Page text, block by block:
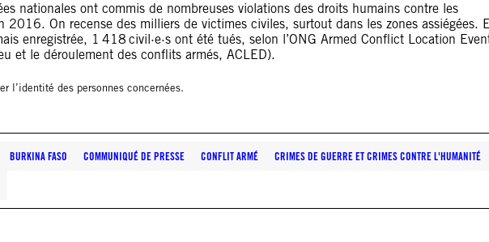
nationales ont commis de nombreuses violations des droits humains contre les
2016. On recense des milliers de victimes civiles, surtout dans les zones assiégées.
enregistrée, 1 418 civil·e·s ont été tués, selon l’ONG Armed Conflict Location
et le déroulement des conflits armés, ACLED).
l’identité des personnes concernées.
BURKINA FASO COMMUNIQUÉ DE PRESSE CONFLIT ARMÉ CRIMES DE GUERRE ET CRIMES CONTRE L'HUMANITÉ